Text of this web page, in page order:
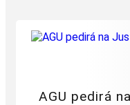
AGU pedirá